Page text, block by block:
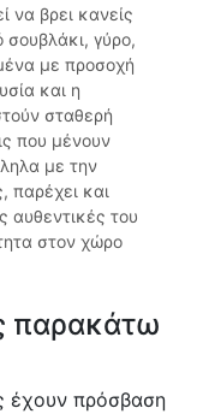
να βρει κανείς
γύρο,
με προσοχή
και η
σταθερή
που μένουν
με την
παρέχει και
αυθεντικές του
στον χώρο
παρακάτω
έχουν πρόσβαση